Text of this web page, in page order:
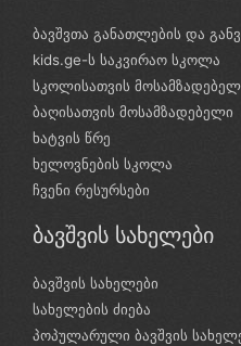
ბავშვთა განათლების და
kids.ge-ს საკვირაო სკოლა
სკოლისათვის
ბაღისათვის მოსამზადებელი
ხატვის წრე
ხელოვნების სკოლა
ჩვენი რესურსები
ბავშვის სახელები
ბავშვის სახელები
სახელების ძიება
პოპულარული ბავშვის